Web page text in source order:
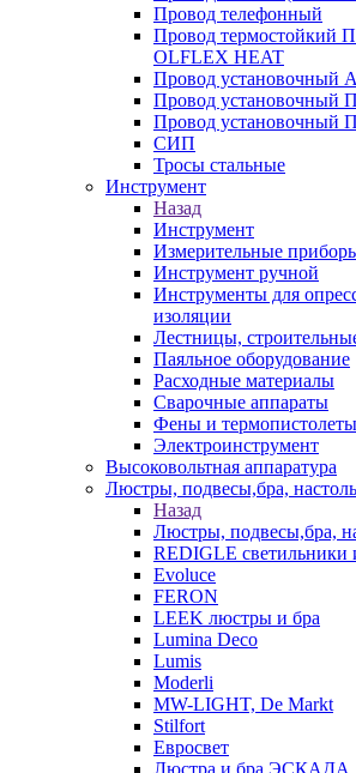
Провод телефонный
Провод
OLFLEX HEAT
Провод установочный
Провод установочный
Провод
СИП
Тросы стальные
Инструмент
Назад
Инструмент
Измерительные
Инструмент ручной
Инструменты для
изоляции
Лестницы,
Паяльное оборудование
Расходные материалы
Сварочные аппараты
Фены и термопистолеты
Электроинструмент
Высоковольтная аппаратура
Люстры, подвесы,бра,
Назад
Люстры, подвесы,бра,
REDIGLE светильники
Evoluce
FERON
LEEK люстры и бра
Lumina Deco
Lumis
Moderli
MW-LIGHT, De Markt
Stilfort
Евросвет